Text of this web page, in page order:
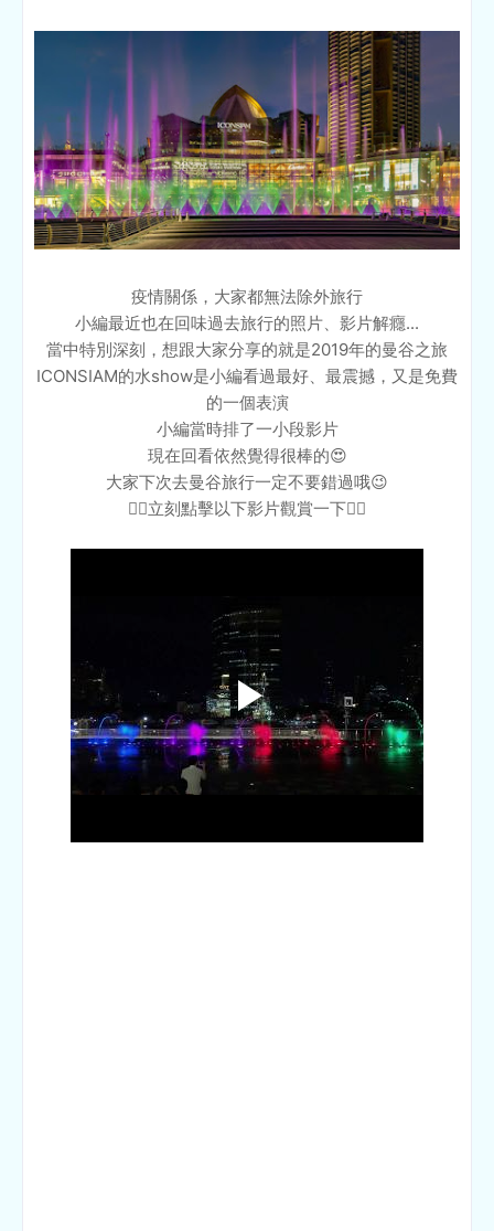
疫情關係，大家都無法除外旅行
小編最近也在回味過去旅行的照片、影片解癮...
當中特別深刻，想跟大家分享的就是2019年的曼谷之旅
ICONSIAM的水show是小編看過最好、最震撼，又是免費
的一個表演
小編當時排了一小段影片
現在回看依然覺得很棒的😍
大家下次去曼谷旅行一定不要錯過哦😉
👇🏻立刻點擊以下影片觀賞一下👇🏻